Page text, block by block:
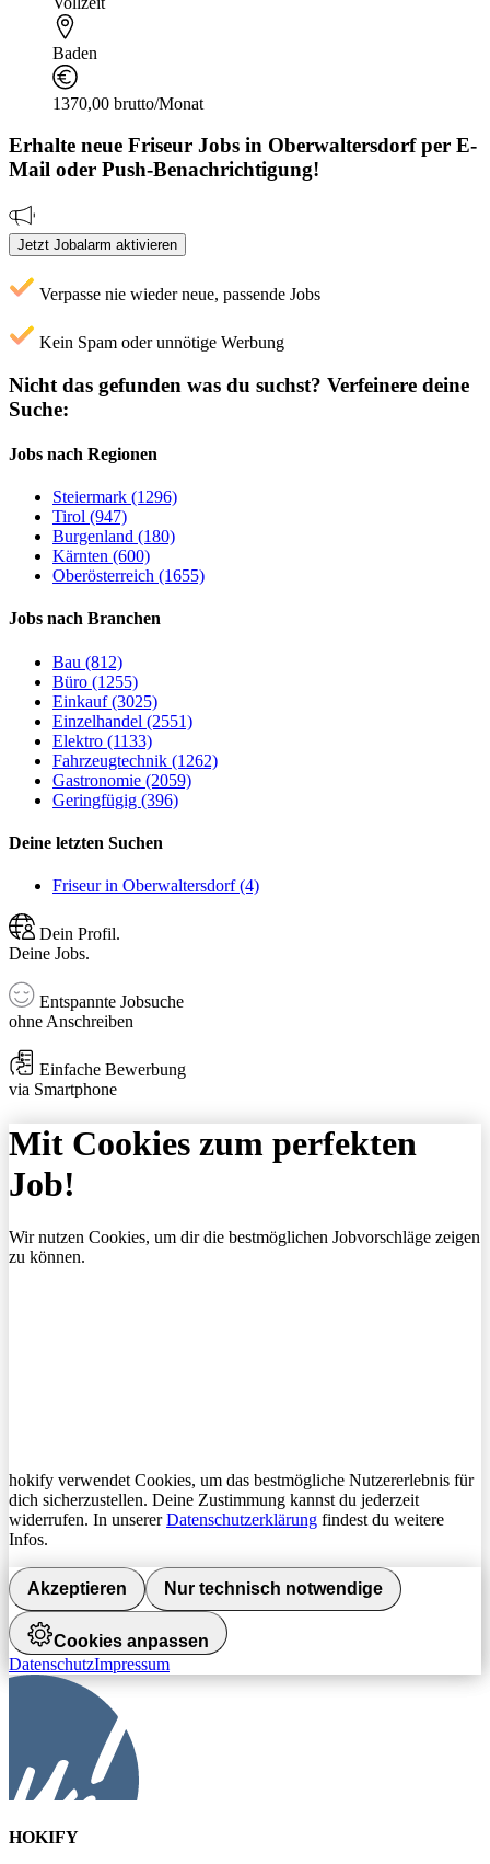
Baden
1370,00 brutto/Monat
Erhalte neue Friseur Jobs in Oberwaltersdorfper E-
Mail oder Push-Benachrichtigung!
Jetzt Jobalarm aktivieren
Verpasse nie wieder neue, passende Jobs
Kein Spam oder unnötige Werbung
Nicht das gefunden was du suchst? Verfeinere deine
Suche:
Jobs nach Regionen
Steiermark (1296)
Tirol (947)
Burgenland (180)
Kärnten (600)
Oberösterreich (1655)
Jobs nach Branchen
Bau (812)
Büro (1255)
Einkauf (3025)
Einzelhandel (2551)
Elektro (1133)
Fahrzeugtechnik (1262)
Gastronomie (2059)
Geringfügig (396)
Deine letzten Suchen
Friseur in Oberwaltersdorf (4)
Dein Profil.
Deine Jobs.
Entspannte Jobsuche
ohne Anschreiben
Einfache Bewerbung
via Smartphone
Mit Cookies zum perfekten
Job!
Wir nutzen Cookies, um dir die bestmöglichen Jobvorschläge zeigen
zu können.
hokify verwendet Cookies, um das bestmögliche Nutzererlebnis für
dich sicherzustellen. Deine Zustimmung kannst du jederzeit
widerrufen. In unsererDatenschutzerklärung findest du weitere
Infos.
Akzeptieren Nur technisch notwendige
Cookies anpassen
DatenschutzImpressum
HOKIFY